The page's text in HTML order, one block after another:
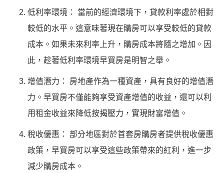
低利率環境： 當前的經濟環境下，貸款利率處於相對
較低的水平。這意味著現在購房可以享受較低的貸款
成本。如果未來利率上升，購房成本將隨之增加。因
此，趁著低利率環境早買房是明智之舉。
增值潛力： 房地產作為一種資產，具有良好的增值潛
力。早買房不僅能夠享受資產增值的收益，還可以利
用租金收益來降低按揭壓力，實現財富增值。
稅收優惠： 部分地區對於首套房購房者提供稅收優惠
政策，早買房可以享受這些政策帶來的紅利，進一步
減少購房成本。